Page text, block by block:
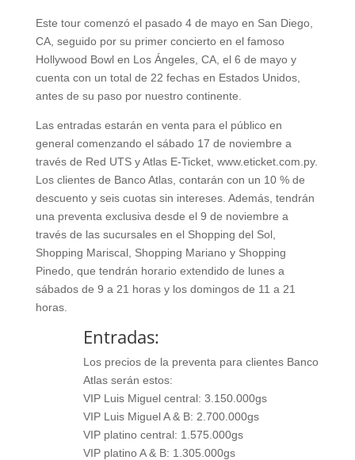
Este tour comenzó el pasado 4 de mayo en San Diego,
CA, seguido por su primer concierto en el famoso
Hollywood Bowl en Los Ángeles, CA, el 6 de mayo y
cuenta con un total de 22 fechas en Estados Unidos,
antes de su paso por nuestro continente.
Las entradas estarán en venta para el público en
general comenzando el sábado 17 de noviembre a
través de Red UTS y Atlas E-Ticket, www.eticket.com.py.
Los clientes de Banco Atlas, contarán con un 10 % de
descuento y seis cuotas sin intereses. Además, tendrán
una preventa exclusiva desde el 9 de noviembre a
través de las sucursales en el Shopping del Sol,
Shopping Mariscal, Shopping Mariano y Shopping
Pinedo, que tendrán horario extendido de lunes a
sábados de 9 a 21 horas y los domingos de 11 a 21
horas.
Entradas:
Los precios de la preventa para clientes Banco
Atlas serán estos:
VIP Luis Miguel central: 3.150.000gs
VIP Luis Miguel A & B: 2.700.000gs
VIP platino central: 1.575.000gs
VIP platino A & B: 1.305.000gs